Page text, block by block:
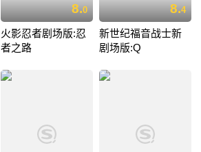
8.0
火影忍者剧场版:忍
者之路
8.4
新世纪福音战士新
剧场版:Q